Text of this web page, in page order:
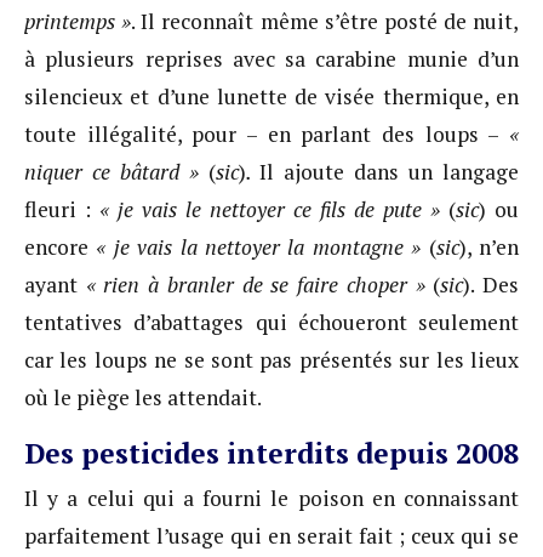
printemps ». Il reconnaît même s’être posté de nuit,
à plusieurs reprises avec sa carabine munie d’un
silencieux et d’une lunette de visée thermique, en
toute illégalité, pour – en parlant des loups – «
niquer ce bâtard » (sic).Il ajoute dans un langage
fleuri : « je vais le nettoyer ce fils de pute » (sic) ou
encore « je vais la nettoyer la montagne » (sic), n’en
ayant « rien à branler de se faire choper » (sic). Des
tentatives d’abattages qui échoueront seulement
car les loups ne se sont pas présentés sur les lieux
où le piège les attendait.
Des pesticides interdits depuis 2008
Il y a celui qui a fourni le poison en connaissant
parfaitement l’usage qui en serait fait ; ceux qui se